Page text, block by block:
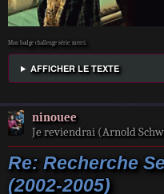
Mon badge challenge série, merci.
AFFICHER LE TEXTE
ninouee
Je reviendrai (Arnold
Re: Recherche
(2002-2005)